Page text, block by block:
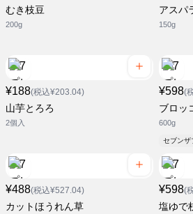
むき枝豆
200g
アスパ
150g
¥188(税込¥203.04)
山芋とろろ
2個入
¥598(
ブロッ
600g
セブン
¥488(税込¥527.04)
カットほうれん草
¥598(
塩ゆで